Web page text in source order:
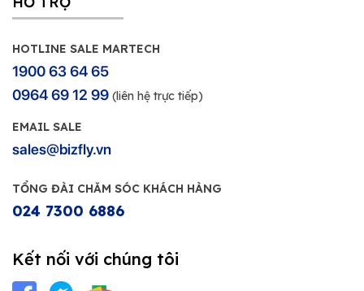
HOTLINE SALE MARTECH
1900 63 64 65
0964 69 12 99 (liên hệ trực tiếp)
EMAIL SALE
sales@bizfly.vn
TỔNG ĐÀI CHĂM SÓC KHÁCH HÀNG
024 7300 6886
Kết nối với chúng tôi